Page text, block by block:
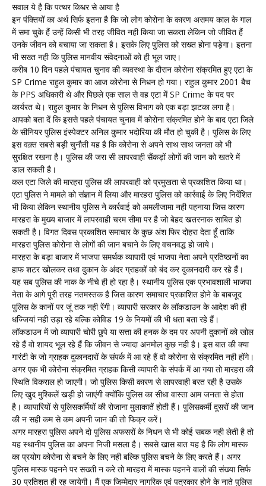
सवाल ये है कि पत्थर किधर से आया है
इन पंक्तियों का अर्थ सिर्फ इतना है कि जो लोग कोरोना के कारण असमय काल के गाल
में समा चुके हैं उन्हें किसी भी तरह जीवित नही किया जा सकता लेकिन जो जीवित हैं
उनके जीवन को बचाया जा सकता है। इसके लिए पुलिस को सख्त होना पड़ेगा। इतना
भी सख्त नही कि पुलिस मानवीय संवेदनाओं को ही भूल जाए।
करीब 10 दिन पहले पंचायत चुनाव की व्यवस्था के दौरान कोरोना संक्रमित हुए एटा के
SP Crime राहुल कुमार का आज कोरोना से निधन हो गया। राहुल कुमार 2001 बैच
के PPS अधिकारी थे और पिछले एक साल से वह एटा में SP Crime के पद पर
कार्यरत थे। राहुल कुमार के निधन से पुलिस विभाग को एक बड़ा झटका लगा है।
आपको बता दें कि इससे पहले पंचायत चुनाव में कोरोना संक्रमित होने के बाद एटा जिले
के सीनियर पुलिस इंस्पेक्टर अनिल कुमार भदोरिया की मौत हो चुकी है। पुलिस के लिए
इस वक़्त सबसे बड़ी चुनौती यह है कि कोरोना से अपने साथ साथ जनता को भी
सुरक्षित रखना है। पुलिस की जरा सी लापरवाही सैंकड़ों लोगों की जान को खतरे में
डाल सकती है।
कल एटा जिले की मारहरा पुलिस की लापरवाही को प्रमुखता से प्रकाशित किया था।
एटा पुलिस ने मामले को संज्ञान में लिया और मारहरा पुलिस को कार्रवाई के लिए निर्देशित
भी किया लेकिन स्थानीय पुलिस ने कार्रवाई को अमलीजामा नही पहनाया जिस कारण
मारहरा के मुख्य बाजार में लापरवाही चरम सीमा पर है जो बेहद खतरनाक साबित हो
सकती है। विगत दिवस प्रकाशित समाचार के कुछ अंश फिर दोहरा देता हूँ ताकि
मारहरा पुलिस कोरोना से लोगों की जान बचाने के लिए वचनवद्ध हो जाये।
मारहरा के बड़ा बाजार में भाजपा समर्थक व्यापारी एवं भाजपा नेता अपने प्रतिष्ठानों का
हाफ शटर खोलकर तथा दुकान के अंदर ग्राहकों को बंद कर दुकानदारी कर रहे हैं।
यह सब पुलिस की नाक के नीचे ही हो रहा है। स्थानीय पुलिस एक प्रभावशाली भाजपा
नेता के आगे पूरी तरह नतमस्तक है जिस कारण समाचार प्रकाशित होने के बाबजूद
पुलिस के कानों पर जूं तक नही रेंगी। व्यापारी सरकार के लॉकडाउन के आदेश की ही
धज्जियां नही उड़ा रहे बल्कि कोविड 19 के नियमों की भी धता बता रहे हैं।
लॉकडाउन में जो व्यापारी चोरी छुपे या सत्ता की हनक के दम पर अपनी दुकानों को खोल
रहे हैं वो शायद भूल रहे हैं कि जीवन से ज्यादा अनमोल कुछ नही है। इस बात की क्या
गारंटी के जो ग्राहक दुकानदारों के संपर्क में आ रहे हैं वो कोरोना से संक्रमित नही होंगे।
अगर एक भी कोरोना संक्रमित ग्राहक किसी व्यापारी के संपर्क में आ गया तो मारहरा की
स्थिति विकराल हो जाएगी। जो पुलिस किसी कारण से लापरवाही बरत रही है उसके
लिए खुद मुश्किलें खड़ी हो जाएंगी क्योंकि पुलिस का सीधा वास्ता आम जनता से होता
है। व्यापारियों से पुलिसकर्मियों की रोजाना मुलाकातें होती हैं। पुलिसकर्मी दूसरों की जान
की न सही कम से कम अपनी जान की तो फिक्र करें।
अगर मारहरा पुलिस अपने दो पुलिस अफसरों के निधन से भी कोई सबक नही लेती है तो
यह स्थानीय पुलिस का अपना निजी मसला है। सबसे खास बात यह है कि लोग मास्क
का प्रयोग कोरोना से बचने के लिए नही बल्कि पुलिस बचने के लिए करते हैं। अगर
पुलिस मास्क पहनने पर सख्ती न करे तो मारहरा में मास्क पहनने वालों की संख्या सिर्फ
30 प्रतिशत ही रह जायेगी। मैं एक जिम्मेदार नागरिक एवं पत्रकार होने के नाते पुलिस